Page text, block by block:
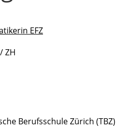
EFZ
ZH
Berufsschule Zürich (TBZ)